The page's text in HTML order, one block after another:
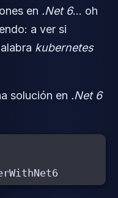
en .Net 6… oh
a ver si
kubernetes
solución en .Net 6